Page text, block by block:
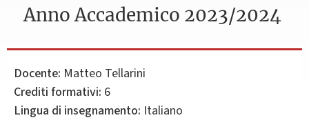
Anno Accademico 2023/2024
Docente: Matteo Tellarini
Crediti formativi: 6
Lingua di insegnamento: Italiano